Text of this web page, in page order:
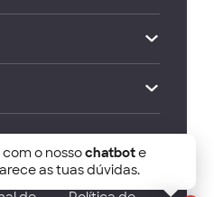
School of Economics
com o nossochatbote
as tuas dúvidas.